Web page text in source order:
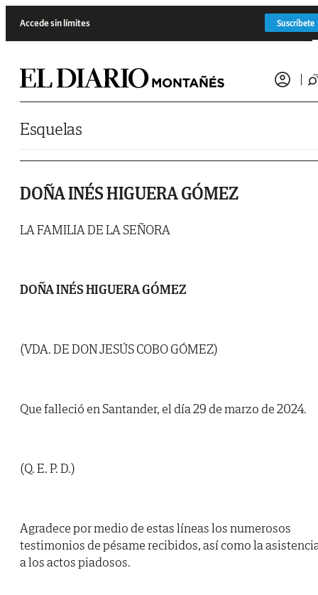
Accede sin límites Suscríbete
Esquelas
DOÑA INÉS HIGUERA GÓMEZ
LA FAMILIA DE LA SEÑORA
DOÑA INÉS HIGUERA GÓMEZ
(VDA. DE DON JESÚS COBO GÓMEZ)
Que falleció en Santander, el día 29 de marzo de 2024.
(Q. E. P. D.)
Agradece por medio de estas líneas los numerosos
testimonios de pésame recibidos, así como la
a los actos piadosos.